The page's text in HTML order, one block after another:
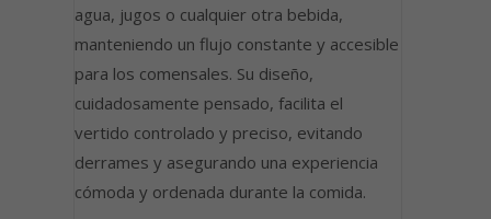
agua, jugos o cualquier otra bebida,
manteniendo un flujo constante y accesible
para los comensales. Su diseño,
cuidadosamente pensado, facilita el
vertido controlado y preciso, evitando
derrames y asegurando una experiencia
cómoda y ordenada durante la comida.